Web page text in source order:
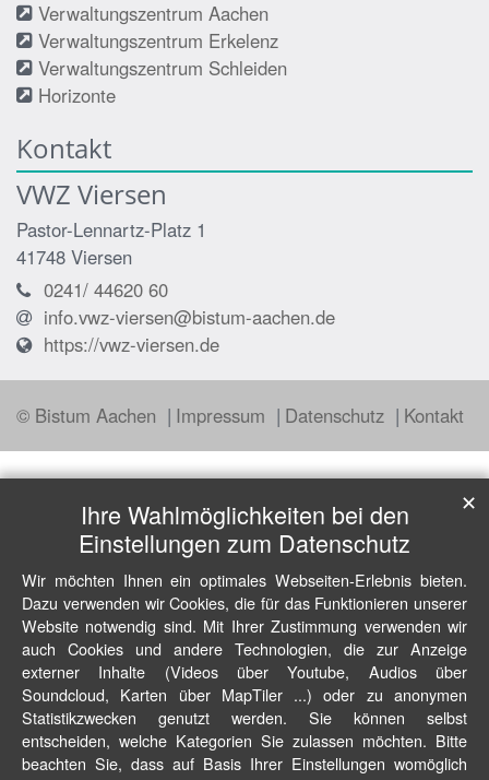
Verwaltungszentrum Aachen
Verwaltungszentrum Erkelenz
Verwaltungszentrum Schleiden
Horizonte
Kontakt
VWZ Viersen
Pastor-Lennartz-Platz 1
41748 Viersen
0241/ 44620 60
info.vwz-viersen@bistum-aachen.de
https://vwz-viersen.de
© Bistum Aachen Impressum Datenschutz Kontakt
Ihre Wahlmöglichkeiten bei den
Einstellungen zum Datenschutz
Wir möchten Ihnen ein optimales Webseiten-Erlebnis bieten.
Dazu verwenden wir Cookies, die für das Funktionieren unserer
Website notwendig sind. Mit Ihrer Zustimmung verwenden wir
auch Cookies und andere Technologien, die zur Anzeige
externer Inhalte (Videos über Youtube, Audios über
Soundcloud, Karten über MapTiler ...) oder zu anonymen
Statistikzwecken genutzt werden. Sie können selbst
entscheiden, welche Kategorien Sie zulassen möchten. Bitte
beachten Sie, dass auf Basis Ihrer Einstellungen womöglich
✕